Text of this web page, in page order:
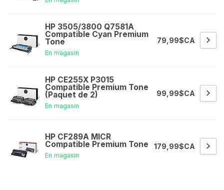
HP 3505/3800 Q7581A
Compatible Cyan Premium
Tone
En magasin
79,99$CA
HP CE255X P3015
Compatible Premium Tone
(Paquet de 2)
En magasin
99,99$CA
HP CF289A MICR
Compatible Premium Tone
En magasin
179,99$CA